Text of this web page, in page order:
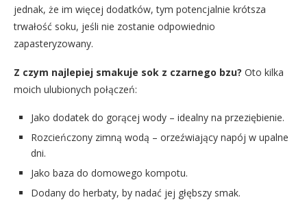
jednak, że im więcej dodatków, tym potencjalnie krótsza
trwałość soku, jeśli nie zostanie odpowiednio
zapasteryzowany.
Z czym najlepiej smakuje sok z czarnego bzu? Oto kilka
moich ulubionych połączeń:
Jako dodatek do gorącej wody – idealny na przeziębienie.
Rozcieńczony zimną wodą – orzeźwiający napój w upalne
dni.
Jako baza do domowego kompotu.
Dodany do herbaty, by nadać jej głębszy smak.